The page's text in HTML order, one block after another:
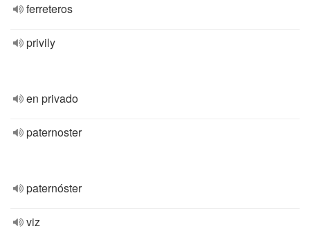
ferreteros
privily
en privado
paternoster
paternóster
viz